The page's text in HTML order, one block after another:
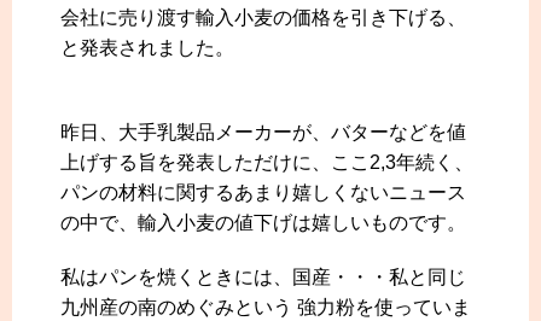
会社に売り渡す輸入小麦の価格を引き下げる、
と発表されました。
昨日、大手乳製品メーカーが、バターなどを値
上げする旨を発表しただけに、ここ2,3年続く、
パンの材料に関するあまり嬉しくないニュース
の中で、輸入小麦の値下げは嬉しいものです。
私はパンを焼くときには、国産・・・私と同じ
九州産の南のめぐみという 強力粉を使っていま